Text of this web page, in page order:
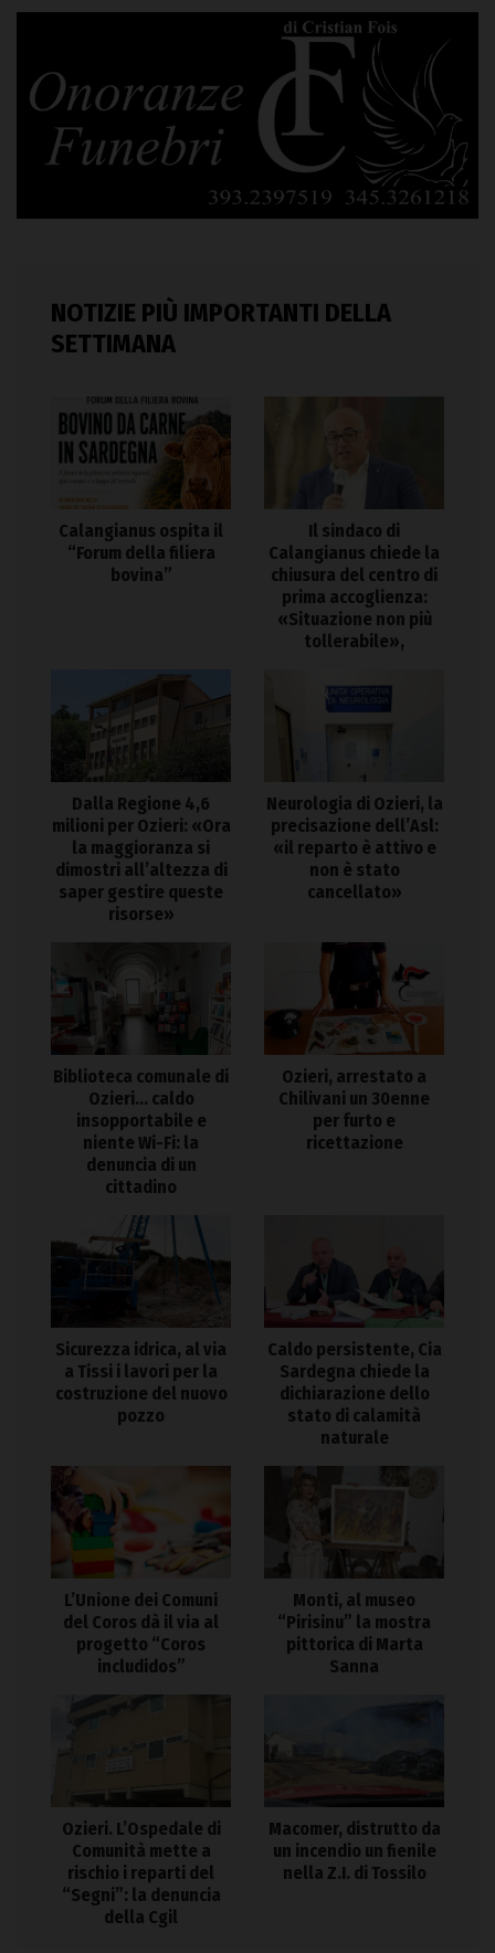
NOTIZIE PIÙ IMPORTANTI DELLA
SETTIMANA
Calangianus ospita il
“Forum della filiera
bovina”
Il sindaco di
Calangianus chiede la
chiusura del centro di
prima accoglienza:
«Situazione non più
tollerabile»,
Dalla Regione 4,6
milioni per Ozieri: «Ora
la maggioranza si
dimostri all’altezza di
saper gestire queste
risorse»
Neurologia di Ozieri, la
precisazione dell’Asl:
«il reparto è attivo e
non è stato
cancellato»
Biblioteca comunale di
Ozieri… caldo
insopportabile e
niente Wi-Fi: la
denuncia di un
cittadino
Ozieri, arrestato a
Chilivani un 30enne
per furto e
ricettazione
Sicurezza idrica, al via
a Tissi i lavori per la
costruzione del nuovo
pozzo
Caldo persistente, Cia
Sardegna chiede la
dichiarazione dello
stato di calamità
naturale
L’Unione dei Comuni
del Coros dà il via al
progetto “Coros
includidos”
Monti, al museo
“Pirisinu” la mostra
pittorica di Marta
Sanna
Ozieri. L’Ospedale di
Comunità mette a
rischio i reparti del
“Segni”: la denuncia
della Cgil
Macomer, distrutto da
un incendio un fienile
nella Z.I. di Tossilo